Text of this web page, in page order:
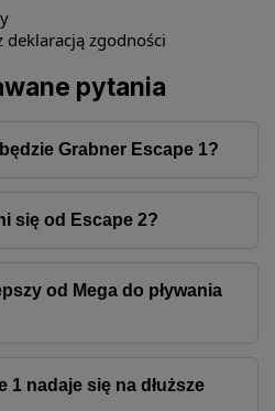
deklaracją zgodności
pytania
Grabner Escape 1?
się od Escape 2?
od Mega do pływania
1 nadaje się na dłuższe